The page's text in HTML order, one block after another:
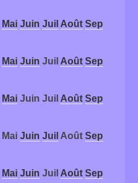
Mai Juin Juil Août Sep
Mai Juin Juil Août Sep
Mai Juin Juil Août Sep
Mai Juin Juil Août Sep
Mai Juin Juil Août Sep